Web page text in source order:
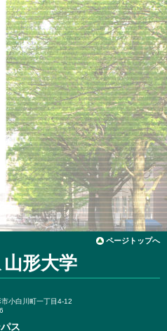
ページトップへ
山形大学
市小白川町一丁目4-12
ス